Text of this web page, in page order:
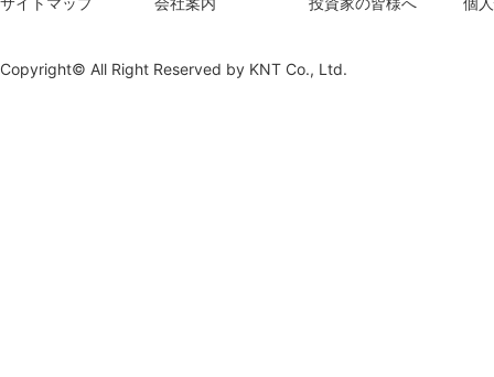
Copyright© All Right Reserved by KNT Co., Ltd.